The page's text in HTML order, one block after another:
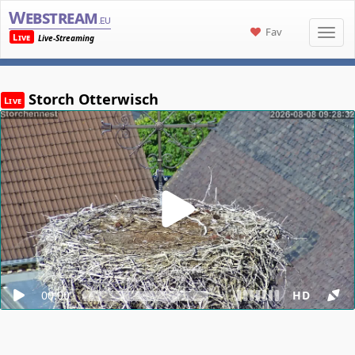
Webstream .eu
Live
Live-Streaming Fav
Live Storch Otterwisch
00:00 HD